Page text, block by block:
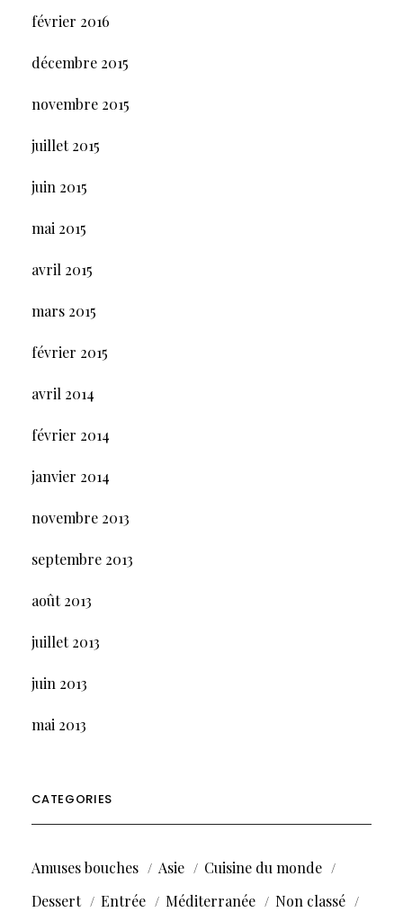
février 2016
décembre 2015
novembre 2015
juillet 2015
juin 2015
mai 2015
avril 2015
mars 2015
février 2015
avril 2014
février 2014
janvier 2014
novembre 2013
septembre 2013
août 2013
juillet 2013
juin 2013
mai 2013
CATEGORIES
Amuses bouches Asie
Cuisine du monde
Dessert
Entrée Méditerranée
Non classé